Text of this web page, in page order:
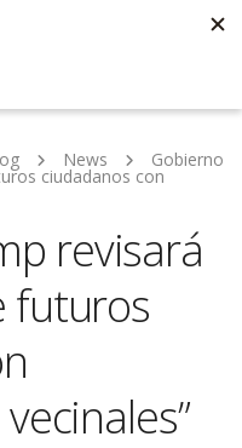
News Gobierno
ciudadanos con
revisará
futuros